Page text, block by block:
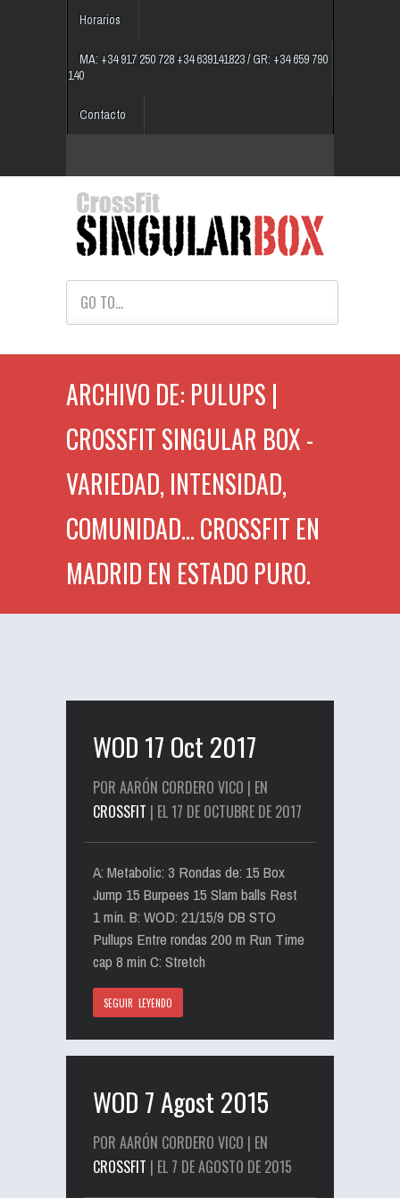
Horarios
MA: +34 917 250 728 +34 639141823 / GR: +34 659 790
140
Contacto
GO TO...
ARCHIVO DE: PULUPS |
CROSSFIT SINGULAR BOX -
VARIEDAD, INTENSIDAD,
COMUNIDAD... CROSSFIT EN
MADRID EN ESTADO PURO.
WOD 17 Oct 2017
POR AARÓN CORDERO VICO | EN
CROSSFIT | EL 17 DE OCTUBRE DE 2017
A: Metabolic: 3 Rondas de: 15 Box
Jump 15 Burpees 15 Slam balls Rest
1 min. B: WOD: 21/15/9 DB STO
Pullups Entre rondas 200 m Run Time
cap 8 min C: Stretch
SEGUIR LEYENDO
WOD 7 Agost 2015
POR AARÓN CORDERO VICO | EN
CROSSFIT | EL 7 DE AGOSTO DE 2015